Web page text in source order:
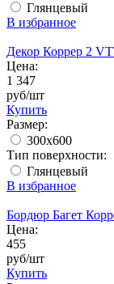
Глянцевый
В избранное
Декор Коррер 2
Цена:
1 347
руб/шт
Купить
Размер:
300x600
Тип поверхности:
Глянцевый
В избранное
Бордюр Багет
Цена:
455
руб/шт
Купить